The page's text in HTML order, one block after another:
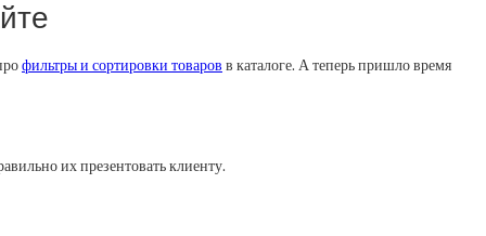
фильтры и сортировки товаров в каталоге. А теперь пришло время
их презентовать клиенту.